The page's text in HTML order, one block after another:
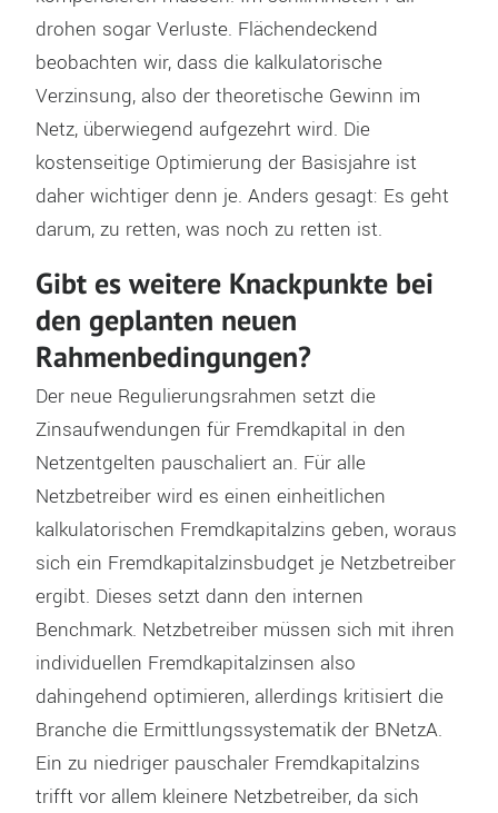
drohen sogar Verluste. Flächendeckend
beobachten wir, dass die kalkulatorische
Verzinsung, also der theoretische Gewinn im
Netz, überwiegend aufgezehrt wird. Die
kostenseitige Optimierung der Basisjahre ist
daher wichtiger denn je. Anders gesagt: Es geht
darum, zu retten, was noch zu retten ist.
Gibt es weitere Knackpunkte bei
den geplanten neuen
Rahmenbedingungen?
Der neue Regulierungsrahmen setzt die
Zinsaufwendungen für Fremdkapital in den
Netzentgelten pauschaliert an. Für alle
Netzbetreiber wird es einen einheitlichen
kalkulatorischen Fremdkapitalzins geben, woraus
sich ein Fremdkapitalzinsbudget je Netzbetreiber
ergibt. Dieses setzt dann den internen
Benchmark. Netzbetreiber müssen sich mit ihren
individuellen Fremdkapitalzinsen also
dahingehend optimieren, allerdings kritisiert die
Branche die Ermittlungssystematik der BNetzA.
Ein zu niedriger pauschaler Fremdkapitalzins
trifft vor allem kleinere Netzbetreiber, da sich